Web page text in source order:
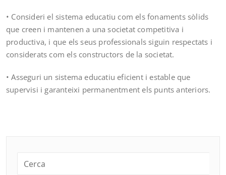
• Consideri el sistema educatiu com els fonaments sòlids
que creen i mantenen a una societat competitiva i
productiva, i que els seus professionals siguin respectats i
considerats com els constructors de la societat.
• Asseguri un sistema educatiu eficient i estable que
supervisi i garanteixi permanentment els punts anteriors.